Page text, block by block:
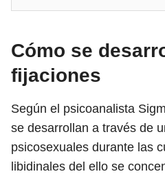
Cómo se
fijaciones
Según el psicoanalista
se desarrollan a través de
psicosexuales durante las
libidinales del ello se